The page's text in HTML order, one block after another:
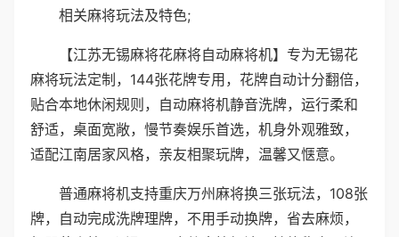
相关麻将玩法及特色;
【江苏无锡麻将花麻将自动麻将机】专为无锡花
麻将玩法定制，144张花牌专用，花牌自动计分翻倍，
贴合本地休闲规则，自动麻将机静音洗牌，运行柔和
舒适，桌面宽敞，慢节奏娱乐首选，机身外观雅致，
适配江南居家风格，亲友相聚玩牌，温馨又惬意。
普通麻将机支持重庆万州麻将换三张玩法，108张
牌，自动完成洗牌理牌，不用手动换牌，省去麻烦，